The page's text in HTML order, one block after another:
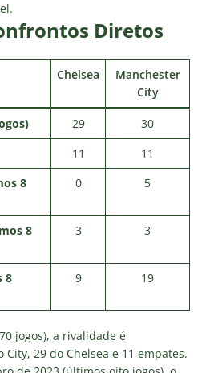
Diretos
Chelsea
Manchester
City
29
30
11
11
8
0 5
8
3 3
8
9 19
jogos), a rivalidade é
29 do Chelsea e 11 empates.